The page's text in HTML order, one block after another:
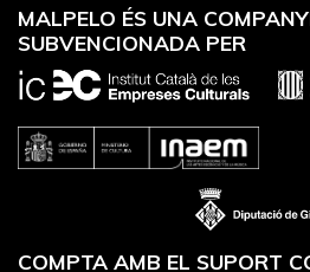
MALPELO ÉS UNA
SUBVENCIONADA PER
COMPTA AMB EL SUPORT